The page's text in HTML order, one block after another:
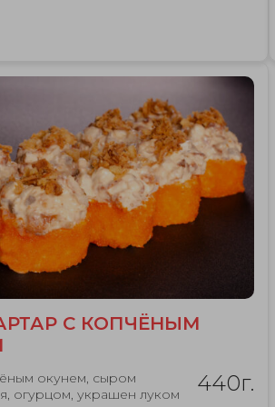
С КОПЧЁНЫМ
окунем, сыром
огурцом, украшен луком
440г.